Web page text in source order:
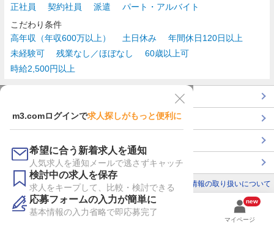
正社員
契約社員 派遣
パート・アルバイト
こだわり条件
高年収（年収600万以上）
土日休み
年間休日120日以上
未経験可
残業なし／ほぼなし
60歳以上可
時給2,500円以上
new
マイページ
m3.comログインで求人探しがもっと便利に
希望に合う新着求人を通知
人気求人を通知メールで逃さずキャッチ
検討中の求人を保存
求人をキープして、比較・検討できる
応募フォームの入力が簡単に
基本情報の入力省略で即応募完了
最近チェックした求人一覧
コンサルタントに転職相談
利用規約 個人情報の取り扱いについて